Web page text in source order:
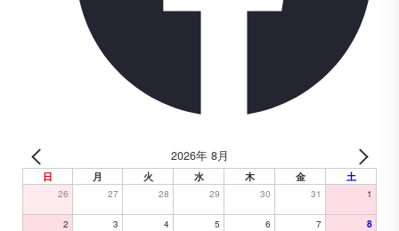
2026年 8月
日 月 火 水 木 金 土
26 27 28 29 30 31 1
2 3 4 5 6 7 8